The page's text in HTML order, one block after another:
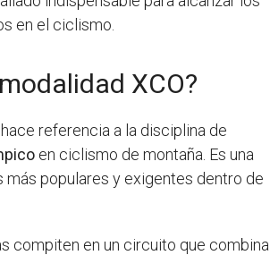
en el ciclismo.
XCO?
hace referencia a la disciplina de
en ciclismo de montaña. Es una
más populares y exigentes dentro de
compiten en un circuito que combina